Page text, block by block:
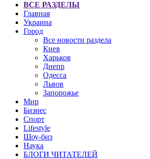
ВСЕ РАЗДЕЛЫ
Главная
Украина
Город
Все новости раздела
Киев
Харьков
Днепр
Одесса
Львов
Запорожье
Мир
Бизнес
Спорт
Lifestyle
Шоу-биз
Наука
БЛОГИ ЧИТАТЕЛЕЙ